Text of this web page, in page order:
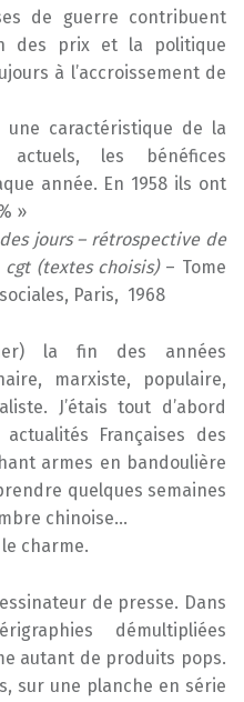
de guerre contribuent
des prix et la politique
à l’accroissement de
une caractéristique de la
les bénéfices
année. En 1958 ils ont
»
jours – rétrospective de
(textes choisis)– Tome
Paris, 1968
la fin des années
marxiste, populaire,
J’étais tout d’abord
Françaises des
armes en bandoulière
quelques semaines
chinoise…
charme.
de presse. Dans
démultipliées
autant de produits pops.
sur une planche en série